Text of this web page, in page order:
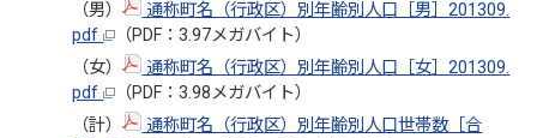
（男）
通称町名（行政区）別年齢別人口［男］201309.
pdf
（PDF：3.97メガバイト）
（女）
通称町名（行政区）別年齢別人口［女］201309.
pdf
（PDF：3.98メガバイト）
（計）
通称町名（行政区）別年齢別人口世帯数［合